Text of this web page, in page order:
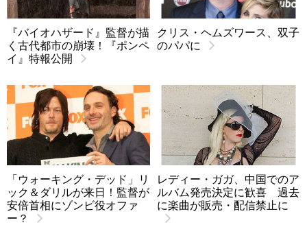
『バイオハザード』監督が描
く古代都市の崩壊！『ポンペ
イ』特報公開
クリス・ヘムズワース、双子
のパパに
「ウォーキング・デッド」リ
ック＆ダリルが来日！監督が
安倍首相にゾンビ役オファ
ー？
レディー・ガガ、中国でのア
ルバム発売決定に歓喜 過去
に楽曲が販売・配信禁止に